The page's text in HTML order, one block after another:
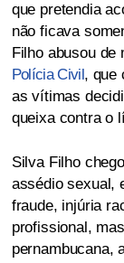
que pretendia
não ficava
Filho abusou
Polícia Civil , que
as vítimas
queixa contra o
Silva Filho
assédio sexual,
fraude, injúria
profissional,
pernambucana,